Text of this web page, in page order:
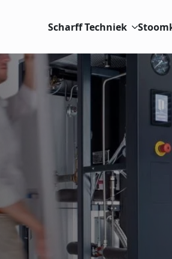
Scharff Techniek